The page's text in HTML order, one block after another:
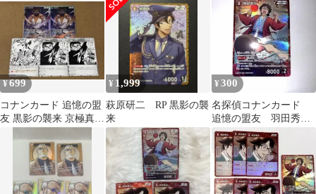
脇田兼則他
¥699
コナンカード 追憶の盟
友 黒影の襲来 京極真
¥ 1,999
萩原研二 RP 黒影の襲
来
¥ 300
名探偵コナンカード
追憶の盟友 羽田秀吉
RP ②